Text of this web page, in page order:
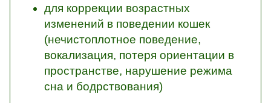
для коррекции возрастных
изменений в поведении кошек
(нечистоплотное поведение,
вокализация, потеря ориентации в
пространстве, нарушение режима
сна и бодрствования)